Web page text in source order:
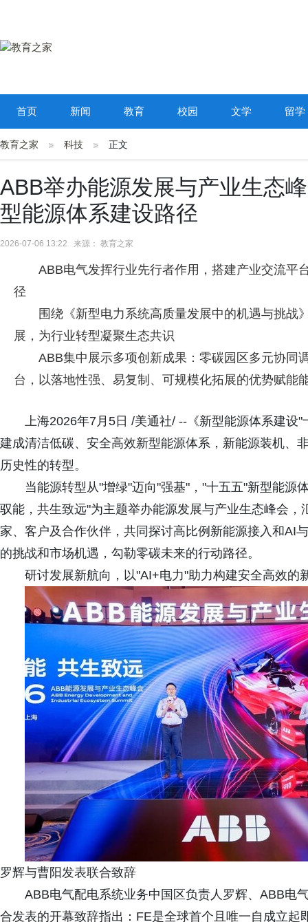
首页 新闻 教育 校园 文学 留学
教育之家 科技 正文
ABB举办能源发展与产业生态
型能源体系建设路径
2026-07-06 13:22 来源： 教育之家
ABB电气发挥行业先行者作用，搭建产业交流平
径
围绕《新型电力系统高质量发展中的机遇与挑战
展，为行业转型凝聚生态共识
ABB集中展示多项创新成果：零碳园区多元协同
台，以落地性强、易复制、可规模化拓展的优势赋能
上海2026年7月5日 /美通社/ --《新型能源体系建设
建成清洁低碳、安全高效新型能源体系，新能源装机、
历史性的转型。
当能源转型从"增绿"迈向"强基"，"十五五"新型能源
驭能，共生致远"为主题举办能源发展与产业生态峰会
家、客户及合作伙伴，共同探讨高比例新能源接入和AI
的挑战和市场机遇，勾勒零碳未来的行动路径。
研讨发展新航向，以"AI+电力"助力构建安全高效的
罗辉与曹阳发表联合致辞
ABB电气配电系统业务中国区负责人罗辉、ABB电
合发表的开幕致辞指出：FE是全球首个且唯一自成立